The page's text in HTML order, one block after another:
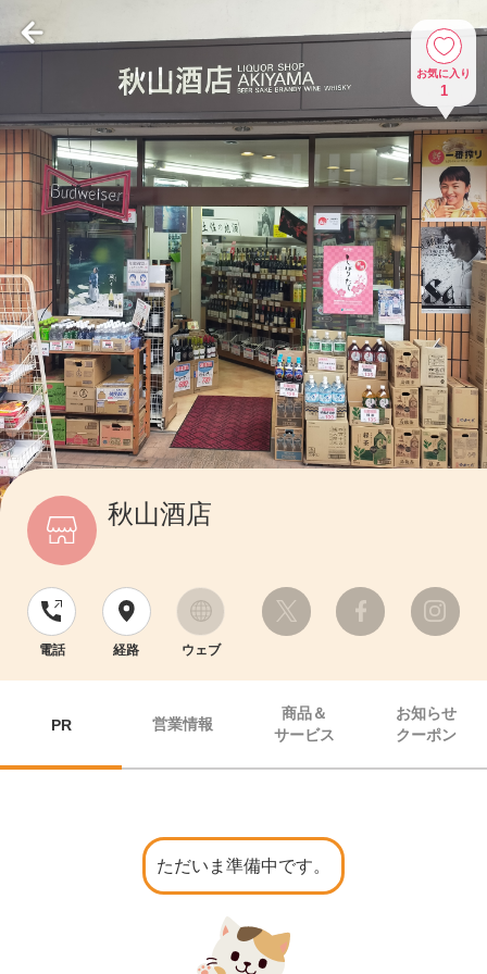
お気に入り
1
秋山酒店
電話 経路 ウェブ
PR 営業情報
商品＆
サービス
お知らせ
クーポン
ただいま準備中です。